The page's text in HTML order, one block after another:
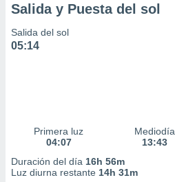
Salida y Puesta del sol
Salida del sol
05:14
Primera luz
04:07
Mediodía
13:43
Duración del día 16h 56m
Luz diurna restante 14h 31m